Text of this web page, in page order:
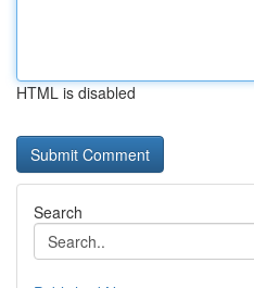
HTML is disabled
Search